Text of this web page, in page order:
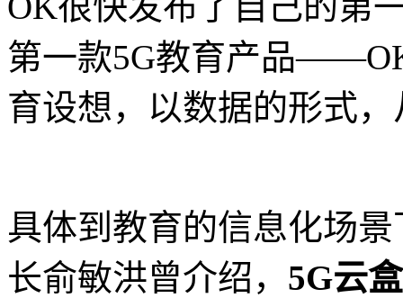
第一款5G教育产品
育设想，以数据的形式
具体到教育的信息化场
长俞敏洪曾介绍， 5G云